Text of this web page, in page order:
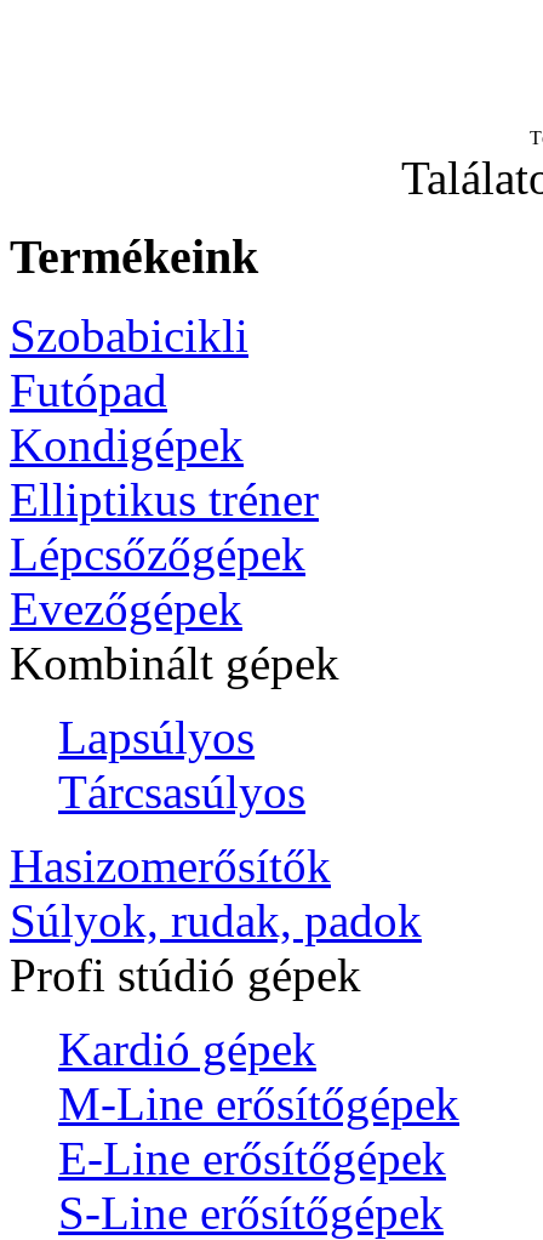
Termékeink
Szobabicikli
Futópad
Kondigépek
Elliptikus tréner
Lépcsőzőgépek
Evezőgépek
Kombinált gépek
Lapsúlyos
Tárcsasúlyos
Hasizomerősítők
Súlyok, rudak, padok
Profi stúdió gépek
Kardió gépek
M-Line erősítőgépek
E-Line erősítőgépek
S-Line erősítőgépek